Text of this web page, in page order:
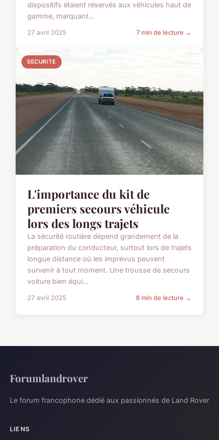
dispositifs étaient réservés aux véhicules haut de
gamme, marquant...
27 avril 2025 7 min de lecture →
SECURITE
L'importance du kit de
premiers secours véhicule
lors des longs trajets
La sécurité routière dépend grandement de la
préparation du conducteur, surtout lors de trajets
longue distance où les imprévus peuvent
survenir à tout moment. Une trousse de secours
voiture bien équi...
27 avril 2025 8 min de lecture →
Forumlandrover
Le forum francophone dédié aux passionnés de Land Rover
LIENS